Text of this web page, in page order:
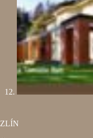
ZLÍN